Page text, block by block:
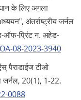
के लिए अगला
अंतर्राष्ट्रीय जर्नल
ऑफ-प्रिंट न. अहेड-
08-2023-3940
पैराडाईज टीओ
20(1), 1-22.
0088